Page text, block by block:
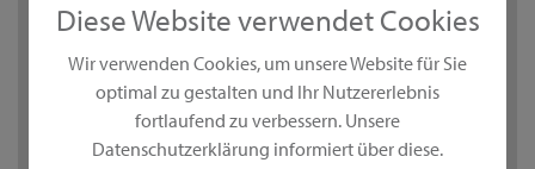
Diese Website verwendet Cookies
Wir verwenden Cookies, um unsere Website für Sie
optimal zu gestalten und Ihr Nutzererlebnis
fortlaufend zu verbessern. Unsere
Datenschutzerklärung informiert über diese.